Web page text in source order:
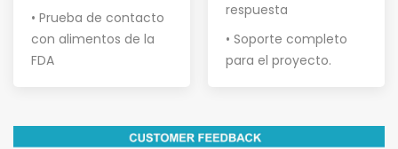
• Prueba de contacto
con alimentos de la
FDA
respuesta
• Soporte completo
para el proyecto.